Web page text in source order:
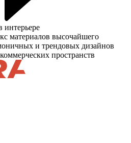
материалов высочайшего
и трендовых дизайнов
пространств